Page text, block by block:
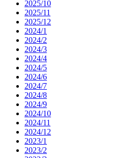
2025/10
2025/11
2025/12
2024/1
2024/2
2024/3
2024/4
2024/5
2024/6
2024/7
2024/8
2024/9
2024/10
2024/11
2024/12
2023/1
2023/2